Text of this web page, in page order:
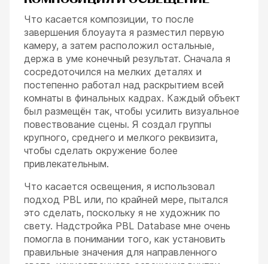
Что касается композиции, то после
завершения блоуаута я разместил первую
камеру, а затем расположил остальные,
держа в уме конечный результат. Сначала я
сосредоточился на мелких деталях и
постепенно работал над раскрытием всей
комнаты в финальных кадрах. Каждый объект
был размещён так, чтобы усилить визуальное
повествование сцены. Я создал группы
крупного, среднего и мелкого реквизита,
чтобы сделать окружение более
привлекательным.
Что касается освещения, я использовал
подход PBL или, по крайней мере, пытался
это сделать, поскольку я не художник по
свету. Надстройка PBL Database мне очень
помогла в понимании того, как установить
правильные значения для направленного